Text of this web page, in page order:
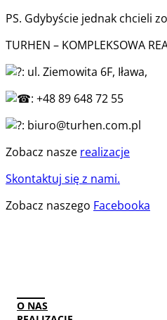
PS. Gdybyście jednak chcieli
TURHEN – KOMPLEKSOWA
: ul. Ziemowita 6F, Iława,
: +48 89 648 72 55
: biuro@turhen.com.pl
Zobacz nasze realizacje
Skontaktuj się z nami.
Zobacz naszego Facebooka
O NAS